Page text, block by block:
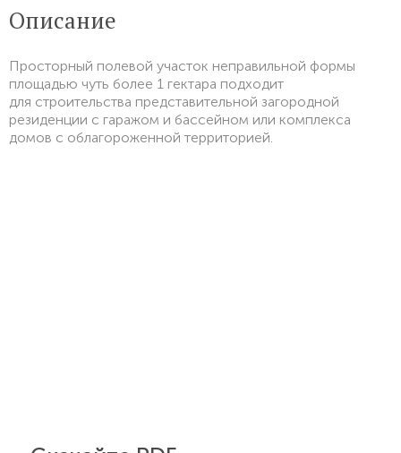
Описание
Просторный полевой участок неправильной формы
площадью чуть более 1 гектара подходит
для строительства представительной загородной
резиденции с гаражом и бассейном или комплекса
домов с облагороженной территорией.